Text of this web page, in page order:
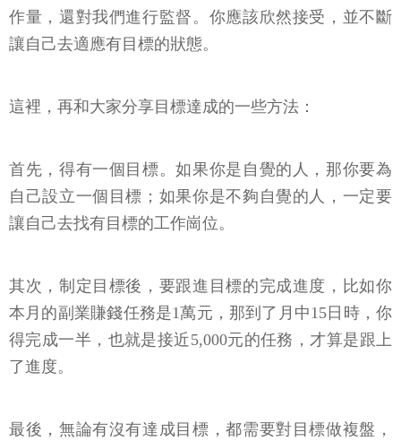
作量，還對我們進行監督。你應該欣然接受，並不斷
讓自己去適應有目標的狀態。
這裡，再和大家分享目標達成的一些方法：
首先，得有一個目標。如果你是自覺的人，那你要為
自己設立一個目標；如果你是不夠自覺的人，一定要
讓自己去找有目標的工作崗位。
其次，制定目標後，要跟進目標的完成進度，比如你
本月的副業賺錢任務是1萬元，那到了月中15日時，你
得完成一半，也就是接近5,000元的任務，才算是跟上
了進度。
最後，無論有沒有達成目標，都需要對目標做複盤，